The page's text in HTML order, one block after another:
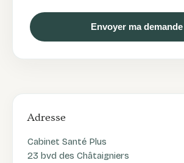
Envoyer ma demande
Adresse
Cabinet Santé Plus
23 bvd des Châtaigniers